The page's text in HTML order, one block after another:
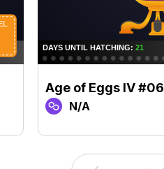
Age of Eggs IV
N/A